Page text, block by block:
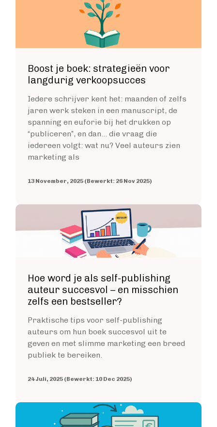
Boost je boek: strategieën voor
langdurig verkoopsucces
Iedere schrijver kent het: maanden of zelfs
jaren werk steken in een manuscript, de
spanning en euforie bij het drukken op
“publiceren”, en dan… die vraag die
iedereen volgt: wat nu? Veel auteurs zien
marketing als
13 November, 2025 (Bewerkt: 26 Nov 2025)
Image
Hoe word je als self-publishing
auteur succesvol – en misschien
zelfs een bestseller?
Praktische tips voor self-publishing
auteurs om hun boek succesvol uit te
geven en met slimme marketing een breed
publiek te bereiken.
24 Juli, 2025 (Bewerkt: 10 Dec 2025)
Image